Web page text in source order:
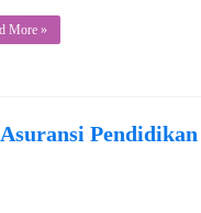
More »